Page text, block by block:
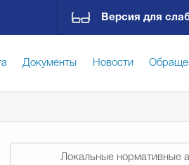
Версия для
Документы Новости
Локальные нормативные